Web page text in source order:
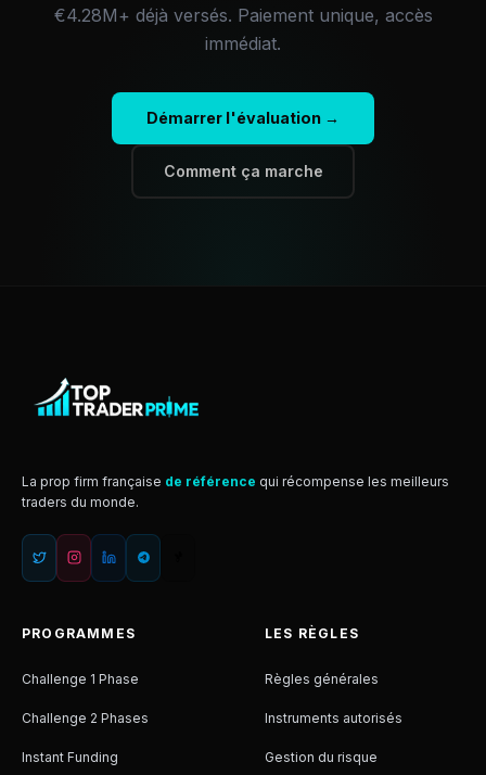
€4.28M+ déjà versés. Paiement unique, accès
immédiat.
Démarrer l'évaluation →
Comment ça marche
La prop firm française de référence qui récompense les meilleurs
traders du monde.
PROGRAMMES
Challenge 1 Phase
Challenge 2 Phases
Instant Funding
LES RÈGLES
Règles générales
Instruments autorisés
Gestion du risque